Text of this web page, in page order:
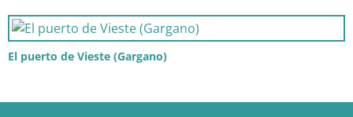
El puerto de Vieste (Gargano)